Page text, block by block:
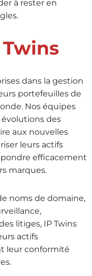
à rester en
Twins
dans la gestion
portefeuilles de
Nos équipes
des
aux nouvelles
leurs actifs
efficacement
marques.
noms de domaine,
litiges, IP Twins
actifs
leur conformité